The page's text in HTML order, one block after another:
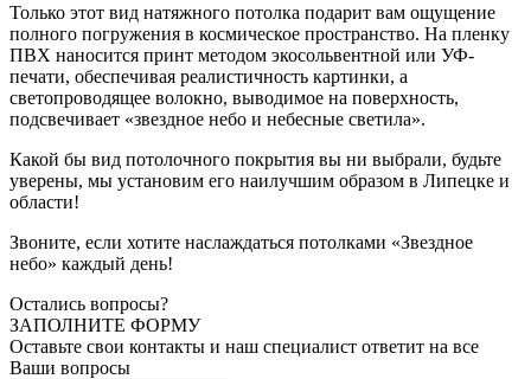
Только этот вид натяжного потолка подарит вам ощущение
полного погружения в космическое пространство. На пленку
ПВХ наносится принт методом экосольвентной или УФ-
печати, обеспечивая реалистичность картинки, а
светопроводящее волокно, выводимое на поверхность,
подсвечивает «звездное небо и небесные светила».
Какой бы вид потолочного покрытия вы ни выбрали, будьте
уверены, мы установим его наилучшим образом в Липецке и
области!
Звоните, если хотите наслаждаться потолками «Звездное
небо» каждый день!
Остались вопросы?
ЗАПОЛНИТЕ ФОРМУ
Оставьте свои контакты и наш специалист ответит на все
Ваши вопросы